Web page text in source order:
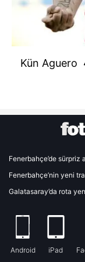
Kün Aguero
Fenerbahçe’de sürpriz
Fenerbahçe’nin yeni
Galatasaray’da rota
Android iPad